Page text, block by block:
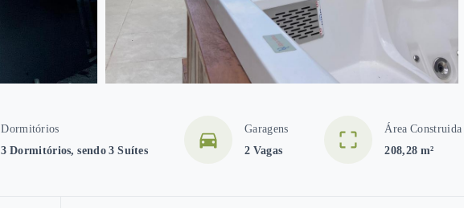
Dormitórios
3 Dormitórios, sendo 3 Suítes
Garagens
2 Vagas
Área Construida
208,28 m²